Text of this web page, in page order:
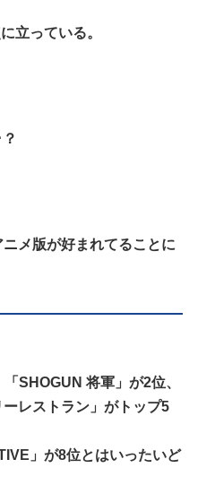
立っている。
メ版が好まれてることに
SHOGUN 将軍」が2位、
ーレストラン」がトップ5
」が8位とはいったいど